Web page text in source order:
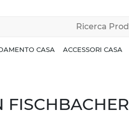
CASA ACCESSORI CASA
FISCHBACHER